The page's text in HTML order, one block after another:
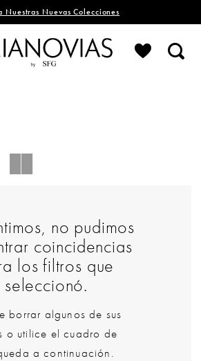
Nuestras Nuevas Colecciones
no pudimos
coincidencias
los filtros que
seleccionó.
borrar algunos de sus
o utilice el cuadro de
a continuación.